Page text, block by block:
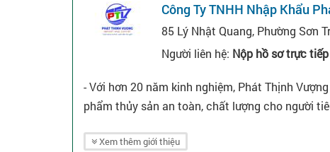
Công Ty TNHH Nhập Khẩu
85 Lý Nhật Quang, Phường Sơn
Người liên hệ: Nộp hồ sơ trực tiếp
- Với hơn 20 năm kinh nghiệm, Phát Thịnh
phẩm thủy sản an toàn, chất lượng cho người
Xem thêm giới thiệu